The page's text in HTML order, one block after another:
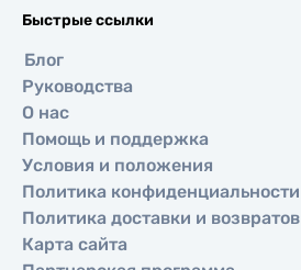
Быстрые ссылки
Блог
Руководства
О нас
Помощь и поддержка
Условия и положения
Политика конфиденциальности
Политика доставки и возвратов
Карта сайта